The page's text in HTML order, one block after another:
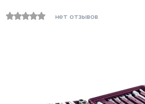
нет отзывов